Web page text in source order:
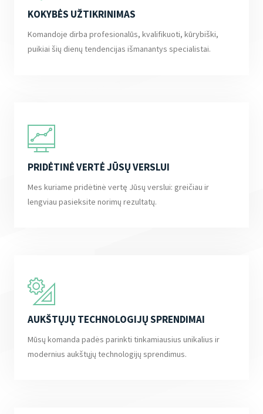
KOKYBĖS UŽTIKRINIMAS
Komandoje dirba profesionalūs, kvalifikuoti, kūrybiški,
puikiai šių dienų tendencijas išmanantys specialistai.
PRIDĖTINĖ VERTĖ JŪSŲ VERSLUI
Mes kuriame pridėtinė vertę Jūsų verslui: greičiau ir
lengviau pasieksite norimų rezultatų.
AUKŠTŲJŲ TECHNOLOGIJŲ SPRENDIMAI
Mūsų komanda padės parinkti tinkamiausius unikalius ir
modernius aukštųjų technologijų sprendimus.